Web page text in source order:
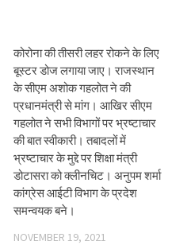
कोरोना की तीसरी लहर रोकने के लिए
बूस्टर डोज लगाया जाए। राजस्थान
के सीएम अशोक गहलोत ने की
प्रधानमंत्री से मांग। आखिर सीएम
गहलोत ने सभी विभागों पर भ्रष्टाचार
की बात स्वीकारी। तबादलों में
भ्रष्टाचार के मुद्दे पर शिक्षा मंत्री
डोटासरा को क्लीनचिट। अनुपम शर्मा
कांग्रेस आईटी विभाग के प्रदेश
समन्वयक बने।
NOVEMBER 19, 2021